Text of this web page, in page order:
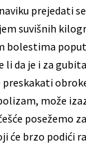
prejedati
suvišnih
bolestima
li da je i za
može
posežemo
će brzo podići